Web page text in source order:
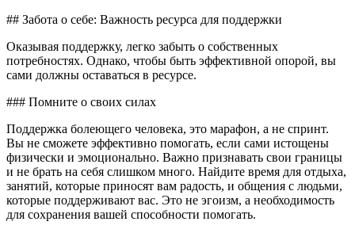
## Забота о себе: Важность ресурса для поддержки
Оказывая поддержку, легко забыть о собственных
потребностях. Однако, чтобы быть эффективной опорой, вы
сами должны оставаться в ресурсе.
### Помните о своих силах
Поддержка болеющего человека, это марафон, а не спринт.
Вы не сможете эффективно помогать, если сами истощены
физически и эмоционально. Важно признавать свои границы
и не брать на себя слишком много. Найдите время для отдыха,
занятий, которые приносят вам радость, и общения с людьми,
которые поддерживают вас. Это не эгоизм, а необходимость
для сохранения вашей способности помогать.